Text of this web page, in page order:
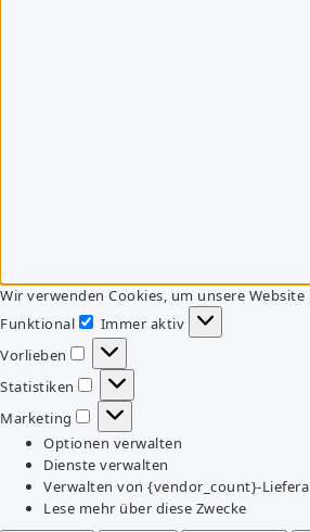
Wir verwenden Cookies, um unsere
Funktional
Funktional
Immer aktiv
Vorlieben
Vorlieben
Statistiken
Statistiken
Marketing
Marketing
Optionen verwalten
Dienste verwalten
Verwalten von {vendor_count}-
Lese mehr über diese Zwecke